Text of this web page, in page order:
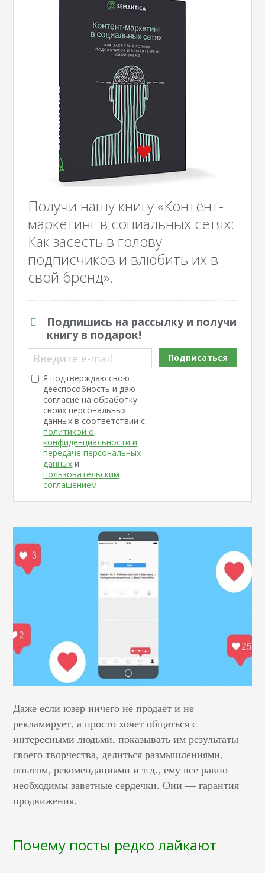
Получи нашу книгу «Контент-
маркетинг в социальных сетях:
Как засесть в голову
подписчиков и влюбить их в
свой бренд».
Подпишись на рассылку и получи
книгу в подарок!
Введите e-mail
Я подтверждаю свою
дееспособность и даю
согласие на обработку
своих персональных
данных в соответствии с
политикой о
конфиденциальности и
передаче персональных
данных и
пользовательским
соглашением.
Подписаться
Даже если юзер ничего не продает и не
рекламирует, а просто хочет общаться с
интересными людьми, показывать им результаты
своего творчества, делиться размышлениями,
опытом, рекомендациями и т.д., ему все равно
необходимы заветные сердечки. Они — гарантия
продвижения.
Почему посты редко лайкают